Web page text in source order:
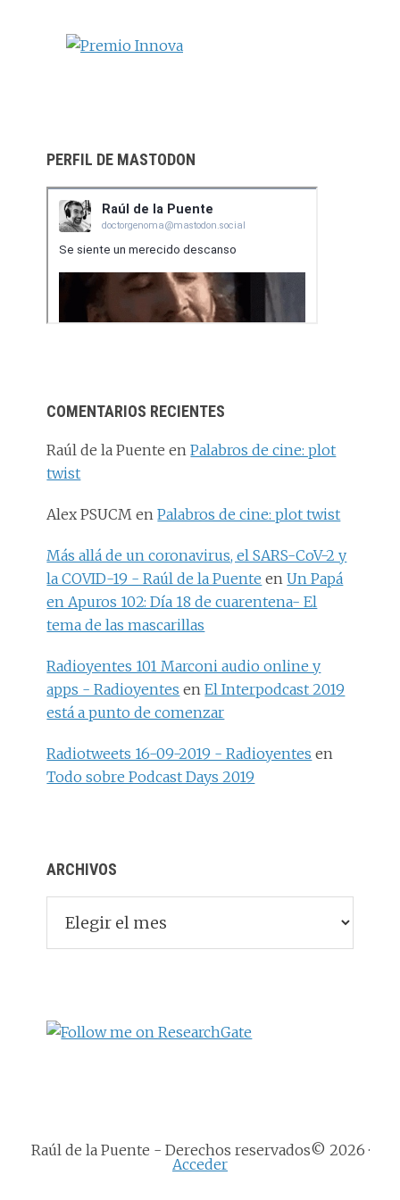
PERFIL DE MASTODON
COMENTARIOS RECIENTES
Raúl de la Puente enPalabros de cine: plot
twist
Alex PSUCM enPalabros de cine: plot twist
Más allá de un coronavirus, el SARS-CoV-2 y
la COVID-19 - Raúl de la Puente enUn Papá
en Apuros 102: Día 18 de cuarentena- El
tema de las mascarillas
Radioyentes 101 Marconi audio online y
apps - Radioyentes enEl Interpodcast 2019
está a punto de comenzar
Radiotweets 16-09-2019 - Radioyentes en
Todo sobre Podcast Days 2019
ARCHIVOS
Raúl de la Puente - Derechos reservados© 2026 ·
Acceder